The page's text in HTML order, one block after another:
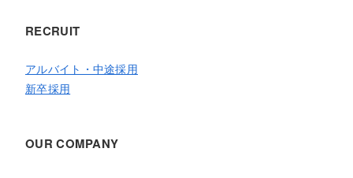
RECRUIT
アルバイト・中途採用
新卒採用
OUR COMPANY